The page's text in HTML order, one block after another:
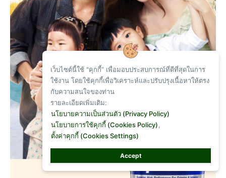
เว็บไซต์นี้ใช้ "คุกกี้” เพื่อมอบประสบการณ์ที่ดีที่สุดในการ
ใช้งาน โดยใช้คุกกี้เพื่อวิเคราะห์และปรับปรุงเนื้อหาให้ตรง
กับความสนใจของท่าน
รายละเอียดเพิ่มเติม:
นโยบายความเป็นส่วนตัว (Privacy Policy)
นโยบายการใช้คุกกี้ (Cookies Policy),
ตั้งค่าคุกกี้ (Cookies Settings)
Accept